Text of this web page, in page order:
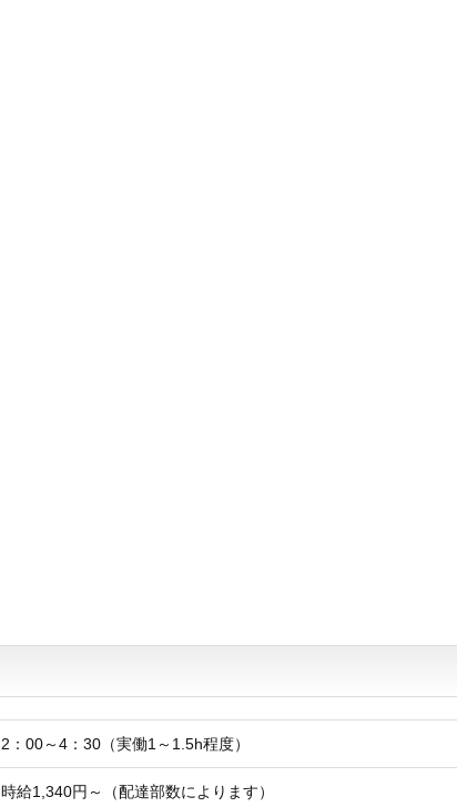
2：00～4：30（実働1～1.5h程度）
時給1,340円～（配達部数によります）